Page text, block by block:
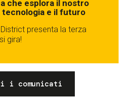
che esplora il nostro
tecnologia e il futuro
presenta la terza
gira!
i comunicati